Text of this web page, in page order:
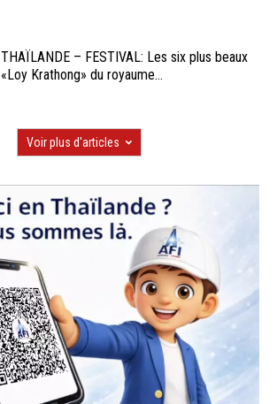
THAÏLANDE – FESTIVAL: Les six plus beaux
«Loy Krathong» du royaume...
Voir plus d'articles